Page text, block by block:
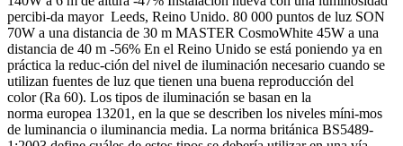
percibi-da mayor Leeds, Reino Unido. 80 000 puntos de luz SON
70W a una distancia de 30 m MASTER CosmoWhite 45W a una
distancia de 40 m -56% En el Reino Unido se está poniendo ya en
práctica la reduc-ción del nivel de iluminación necesario cuando se
utilizan fuentes de luz que tienen una buena reproducción del
color (Ra 60). Los tipos de iluminación se basan en la
norma europea 13201, en la que se describen los niveles míni-mos
de luminancia o iluminancia media. La norma británica BS5489-